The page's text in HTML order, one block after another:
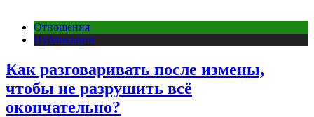
Отношения
Публикации
Как разговаривать после измены,
чтобы не разрушить всё
окончательно?